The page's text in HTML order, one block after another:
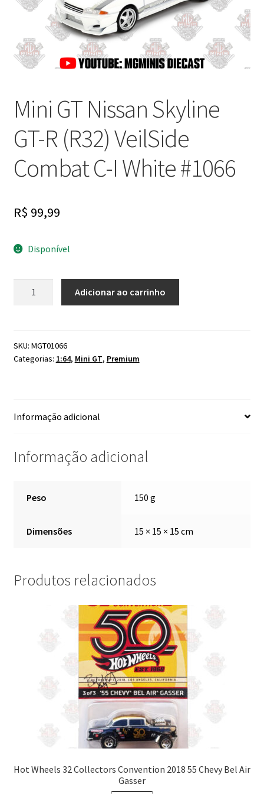
Finalizar Compra
Dúvidas
Mini GT Nissan Skyline
GT-R (R32) VeilSide
Combat C-I White #1066
R$ 99,99
Disponível
GT-
R
C-
White
#1066
Adicionar ao carrinho
SKU: MGT01066
Categorias: 1:64, Mini GT, Premium
Informação adicional
Informação adicional
Peso 150 g
Dimensões 15 × 15 × 15 cm
Produtos relacionados
Hot Wheels 32 Collectors Convention 2018 55 Chevy Bel Air
Gasser